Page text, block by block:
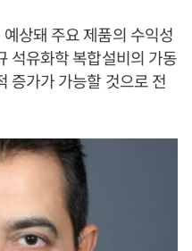
상돼 주요 제품의 수익성
석유화학 복합설비의 가동
증가가 가능할 것으로 전